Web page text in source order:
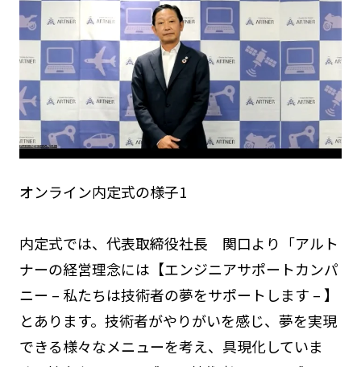
オンライン内定式の様子1
内定式では、代表取締役社長 関口より「アルト
ナーの経営理念には【エンジニアサポートカンパ
ニー – 私たちは技術者の夢をサポートします – 】
とあります。技術者がやりがいを感じ、夢を実現
できる様々なメニューを考え、具現化していま